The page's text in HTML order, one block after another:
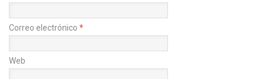
Correo electrónico *
Web